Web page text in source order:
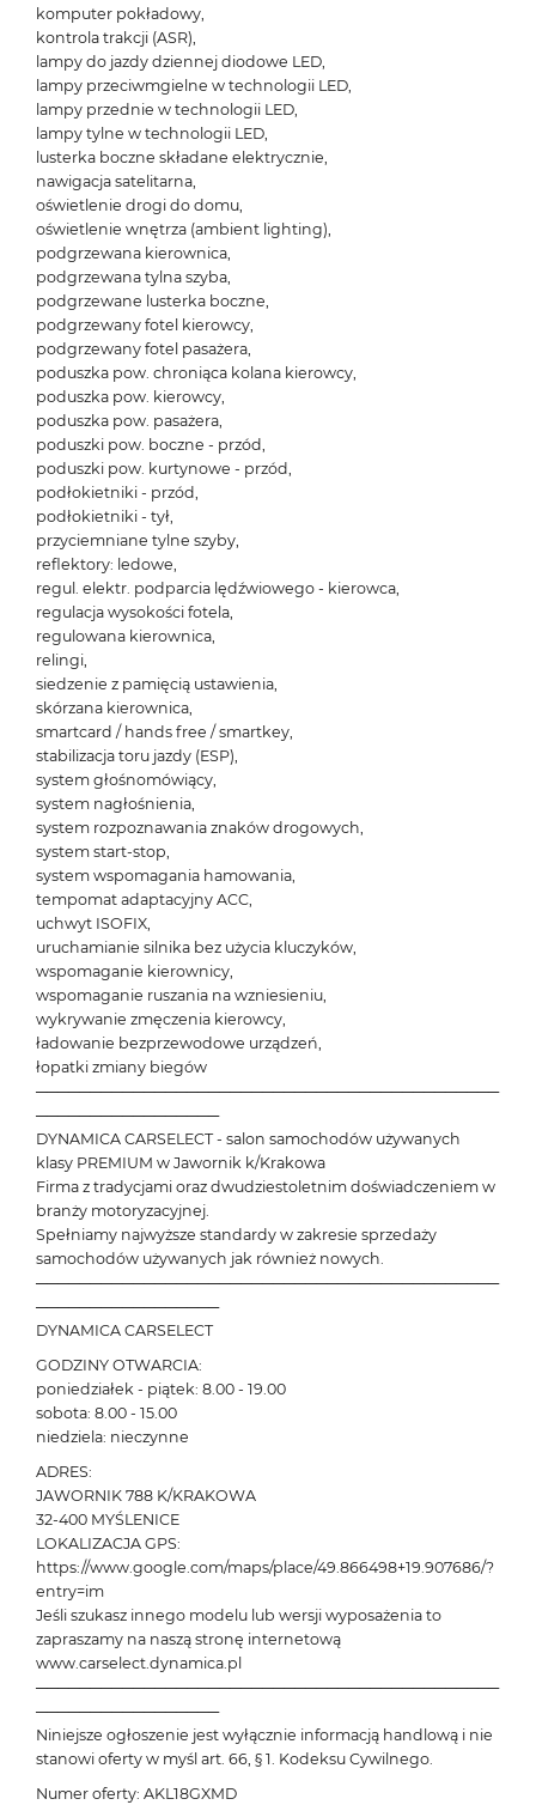
komputer pokładowy,
kontrola trakcji (ASR),
lampy do jazdy dziennej diodowe LED,
lampy przeciwmgielne w technologii LED,
lampy przednie w technologii LED,
lampy tylne w technologii LED,
lusterka boczne składane elektrycznie,
nawigacja satelitarna,
oświetlenie drogi do domu,
oświetlenie wnętrza (ambient lighting),
podgrzewana kierownica,
podgrzewana tylna szyba,
podgrzewane lusterka boczne,
podgrzewany fotel kierowcy,
podgrzewany fotel pasażera,
poduszka pow. chroniąca kolana kierowcy,
poduszka pow. kierowcy,
poduszka pow. pasażera,
poduszki pow. boczne - przód,
poduszki pow. kurtynowe - przód,
podłokietniki - przód,
podłokietniki - tył,
przyciemniane tylne szyby,
reflektory: ledowe,
regul. elektr. podparcia lędźwiowego - kierowca,
regulacja wysokości fotela,
regulowana kierownica,
relingi,
siedzenie z pamięcią ustawienia,
skórzana kierownica,
smartcard / hands free / smartkey,
stabilizacja toru jazdy (ESP),
system głośnomówiący,
system nagłośnienia,
system rozpoznawania znaków drogowych,
system start-stop,
system wspomagania hamowania,
tempomat adaptacyjny ACC,
uchwyt ISOFIX,
uruchamianie silnika bez użycia kluczyków,
wspomaganie kierownicy,
wspomaganie ruszania na wzniesieniu,
wykrywanie zmęczenia kierowcy,
ładowanie bezprzewodowe urządzeń,
łopatki zmiany biegów
───────────────────────────────────────────
─────────────────
DYNAMICA CARSELECT - salon samochodów używanych
klasy PREMIUM w Jawornik k/Krakowa
Firma z tradycjami oraz dwudziestoletnim doświadczeniem w
branży motoryzacyjnej.
Spełniamy najwyższe standardy w zakresie sprzedaży
samochodów używanych jak również nowych.
───────────────────────────────────────────
─────────────────
DYNAMICA CARSELECT
GODZINY OTWARCIA:
poniedziałek - piątek: 8.00 - 19.00
sobota: 8.00 - 15.00
niedziela: nieczynne
ADRES:
JAWORNIK 788 K/KRAKOWA
32-400 MYŚLENICE
LOKALIZACJA GPS:
https://www.google.com/maps/place/49.866498+19.907686/?
entry=im
Jeśli szukasz innego modelu lub wersji wyposażenia to
zapraszamy na naszą stronę internetową
www.carselect.dynamica.pl
───────────────────────────────────────────
─────────────────
Niniejsze ogłoszenie jest wyłącznie informacją handlową i nie
stanowi oferty w myśl art. 66, § 1. Kodeksu Cywilnego.
Numer oferty: AKL18GXMD